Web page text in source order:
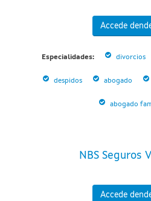
Accede
Especialidades: divorcios
despidos abogado
abogado
NBS Seguros
Accede